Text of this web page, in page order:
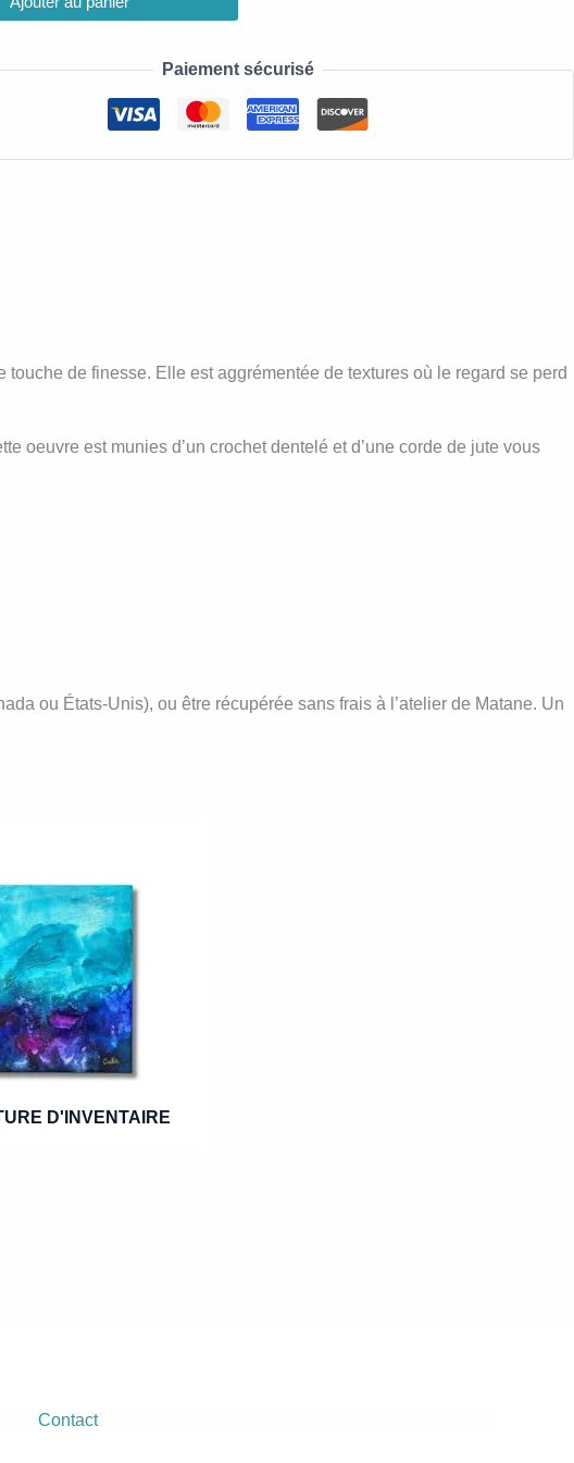
Paiement sécurisé
de finesse. Elle est aggrémentée de textures où le regard se perd
oeuvre est munies d’un crochet dentelé et d’une corde de jute vous
ou États-Unis), ou être récupérée sans frais à l’atelier de Matane. Un
D'INVENTAIRE
Contact